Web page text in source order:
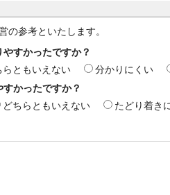
の参考といたします。
すかったですか？
らともいえない 分かりにくい
かったですか？
どちらともいえない たどり着き